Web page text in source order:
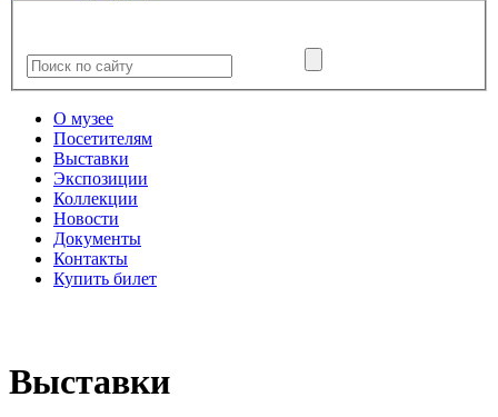
О музее
Посетителям
Выставки
Экспозиции
Коллекции
Новости
Документы
Контакты
Купить билет
Выставки